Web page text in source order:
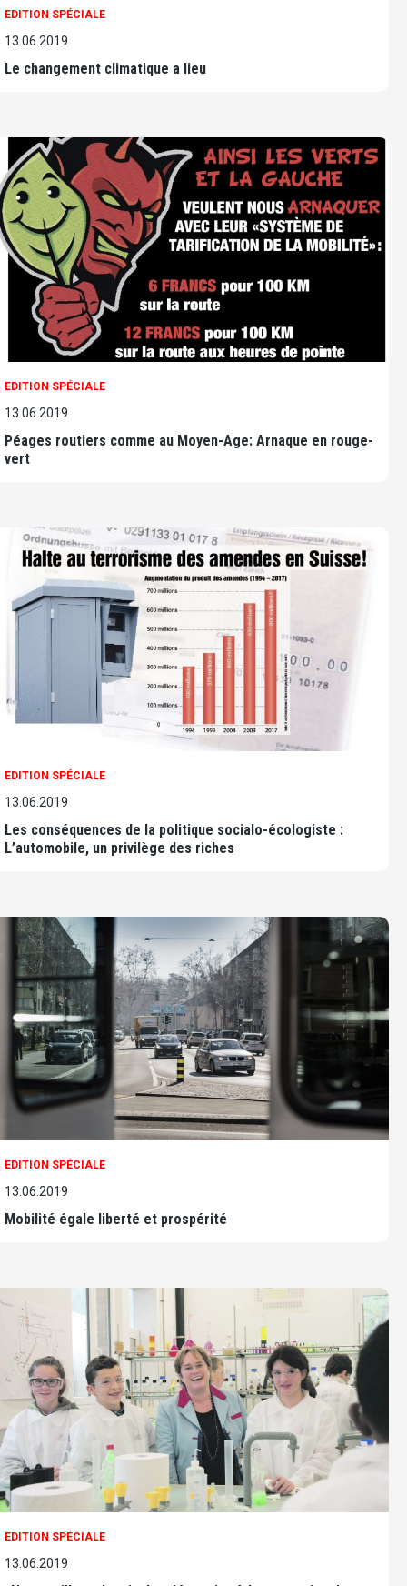
EDITION SPÉCIALE
13.06.2019
Le changement climatique a lieu
EDITION SPÉCIALE
13.06.2019
Péages routiers comme au Moyen-Age: Arnaque en rouge-
vert
EDITION SPÉCIALE
13.06.2019
Les conséquences de la politique socialo-écologiste :
L’automobile, un privilège des riches
EDITION SPÉCIALE
13.06.2019
Mobilité égale liberté et prospérité
EDITION SPÉCIALE
13.06.2019